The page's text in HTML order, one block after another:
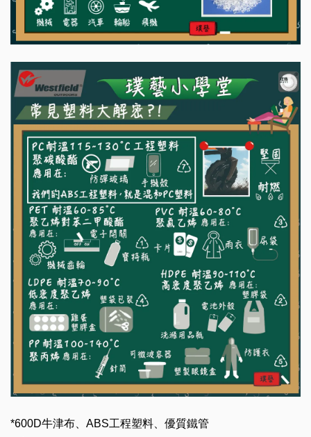
*600D牛津布、 ABS工程塑料、優質鐵管